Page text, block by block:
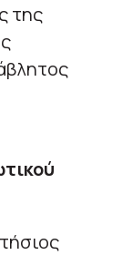
της